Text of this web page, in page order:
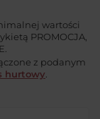
wartości
PROMOCJA,
z podanym
hurtowy